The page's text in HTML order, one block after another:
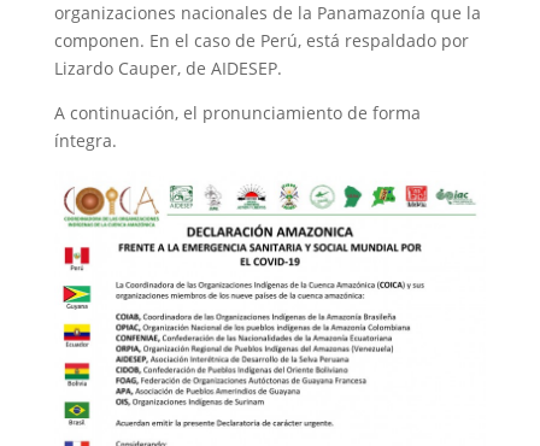
organizaciones nacionales de la Panamazonía que la
componen. En el caso de Perú, está respaldado por
Lizardo Cauper, de AIDESEP.
A continuación, el pronunciamiento de forma
íntegra.